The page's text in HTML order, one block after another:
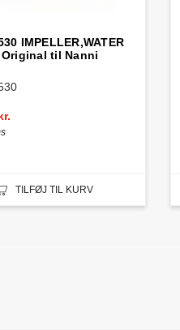
IMPELLER,WATER
Original til Nanni
TILFØJ TIL KURV